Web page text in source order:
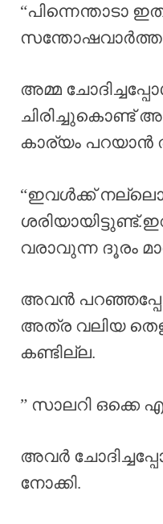
“പിന്നെന്താടാ
അമ്മ
ചിരിച്ചുകൊണ്ട്
കാര്യം പറയാൻ
“ഇവൾക്ക്
വരാവുന്ന ദൂരം
അവൻ
അത്ര വലിയ
കണ്ടില്ല.
” സാലറി ഒക്കെ
അവർ
നോക്കി.